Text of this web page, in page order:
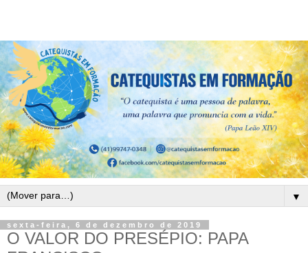
▼
sexta-feira, 6 de dezembro de 2019
O VALOR DO PRESÉPIO: PAPA